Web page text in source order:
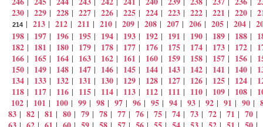
230 | 229 | 228 | 227 | 226 | 225 | 224 | 223 | 222 | 221 | 220 |
214 |213 |212 |211 |210 |209 |208 |207 |206 |205 |204 |
198 | 197 | 196 | 195 | 194 | 193 | 192 | 191 | 190 | 189 | 188 |
182 | 181 | 180 | 179 | 178 | 177 | 176 | 175 | 174 | 173 | 172 |
166 | 165 | 164 | 163 | 162 | 161 | 160 | 159 | 158 | 157 | 156 |
150 | 149 | 148 | 147 | 146 | 145 | 144 | 143 | 142 | 141 | 140 |
134 | 133 | 132 | 131 | 130 | 129 | 128 | 127 | 126 | 125 | 124 |
118 | 117 | 116 | 115 | 114 | 113 | 112 | 111 | 110 | 109 | 108 |
102 | 101 | 100 | 99 | 98 | 97 | 96 | 95 | 94 | 93 | 92 | 91 | 90 |
83 | 82 | 81 | 80 | 79 | 78 | 77 | 76 | 75 | 74 | 73 | 72 | 71 | 70 |